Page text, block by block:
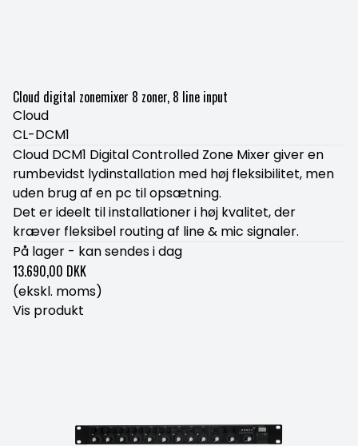
Cloud digital zonemixer 8 zoner, 8 line input
Cloud
CL-DCM1
Cloud DCM1 Digital Controlled Zone Mixer giver en
rumbevidst lydinstallation med høj fleksibilitet, men
uden brug af en pc til opsætning.
Det er ideelt til installationer i høj kvalitet, der
kræver fleksibel routing af line & mic signaler.
På lager - kan sendes i dag
13.690,00 DKK
(ekskl. moms)
Vis produkt